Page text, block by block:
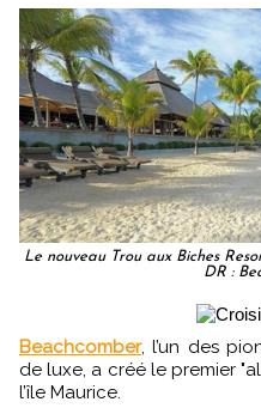
Le nouveau Trou aux Biches
DR :
Beachcomber, l’un des
de luxe, a créé le premier
l’île Maurice.